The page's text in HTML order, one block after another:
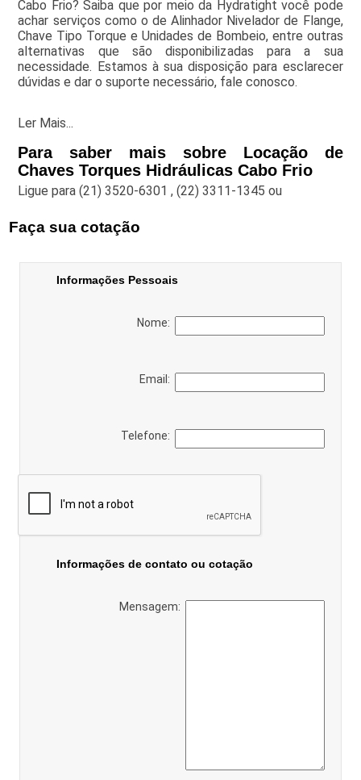
Cabo Frio? Saiba que por meio da Hydratight você pode
achar serviços como o de Alinhador Nivelador de Flange,
Chave Tipo Torque e Unidades de Bombeio, entre outras
alternativas que são disponibilizadas para a sua
necessidade. Estamos à sua disposição para esclarecer
dúvidas e dar o suporte necessário, fale conosco.
Ler Mais...
Para saber mais sobre Locação de
Chaves Torques Hidráulicas Cabo Frio
Ligue para(21) 3520-6301 ,(22) 3311-1345 ou
Faça sua cotação
Informações Pessoais
Nome:
Email:
Telefone:
Informações de contato ou cotação
Mensagem: